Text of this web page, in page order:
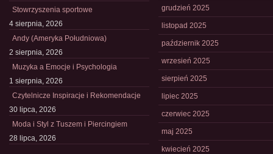
Stowrzyszenia sportowe
4 sierpnia, 2026
Andy (Ameryka Południowa)
2 sierpnia, 2026
Muzyka a Emocje i Psychologia
1 sierpnia, 2026
Czytelnicze Inspiracje i Rekomendacje
30 lipca, 2026
Moda i Styl z Tuszem i Piercingiem
28 lipca, 2026
grudzień 2025
listopad 2025
październik 2025
wrzesień 2025
sierpień 2025
lipiec 2025
czerwiec 2025
maj 2025
kwiecień 2025